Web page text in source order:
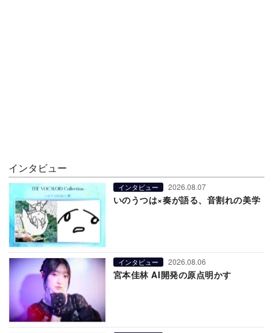
インタビュー
インタビュー 2026.08.07
いのうつは×奏が語る、音割れの美学
インタビュー 2026.08.06
宮本佳林 AI開発の原点明かす